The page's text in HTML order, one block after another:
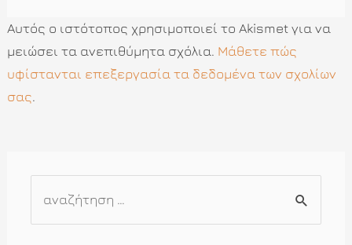
Αυτός ο ιστότοπος χρησιμοποιεί το Akismet για να
μειώσει τα ανεπιθύμητα σχόλια. Μάθετε πώς
υφίστανται επεξεργασία τα δεδομένα των σχολίων
σας.